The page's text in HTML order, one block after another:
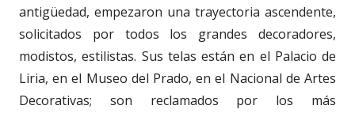
antigüedad, empezaron una trayectoria ascendente,
solicitados por todos los grandes decoradores,
modistos, estilistas. Sus telas están en el Palacio de
Liria, en el Museo del Prado, en el Nacional de Artes
Decorativas; son reclamados por los más